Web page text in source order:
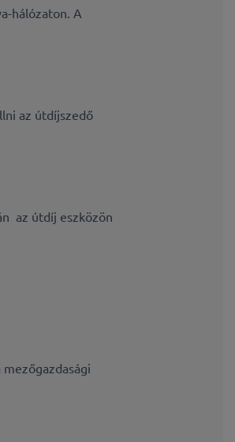
hálózaton. A
az útdíjszedő
az útdíj eszközön
mezőgazdasági